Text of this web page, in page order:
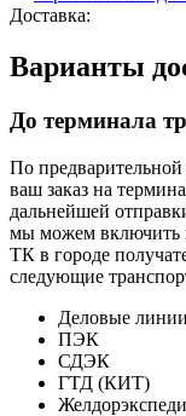
Доставка:
Варианты
До терминала
По
ваш заказ на
дальнейшей
мы можем включить
ТК в городе
следующие
Деловые линии
ПЭК
СДЭК
ГТД (КИТ)